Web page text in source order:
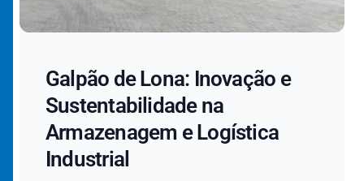
Galpão de Lona: Inovação e
Sustentabilidade na
Armazenagem e Logística
Industrial